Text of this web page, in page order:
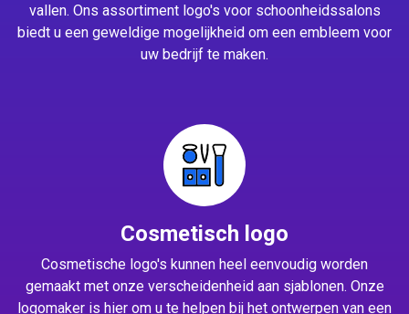
vallen. Ons assortiment logo's voor schoonheidssalons
biedt u een geweldige mogelijkheid om een embleem voor
uw bedrijf te maken.
Cosmetisch logo
Cosmetische logo's kunnen heel eenvoudig worden
gemaakt met onze verscheidenheid aan sjablonen. Onze
logomaker is hier om u te helpen bij het ontwerpen van een